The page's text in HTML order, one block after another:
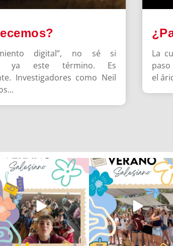
digital”, no sé si
ya este término. Es
Investigadores como Neil
La
el
viviendo la alegría en el
campamento Caravio...
91 2
Que bonito todo lo que han
en el campamento...
251 2